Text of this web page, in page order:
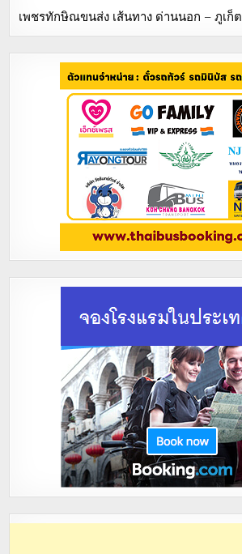
เพชรทักษิณขนส่ง เส้นทาง ด่านนอก – ภูเก็ต